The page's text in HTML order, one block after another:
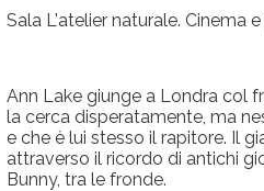
Sala L'atelier naturale. Cinema
Ann Lake giunge a Londra col
la cerca disperatamente, ma
e che è lui stesso il rapitore. Il
attraverso il ricordo di antichi
Bunny, tra le fronde.